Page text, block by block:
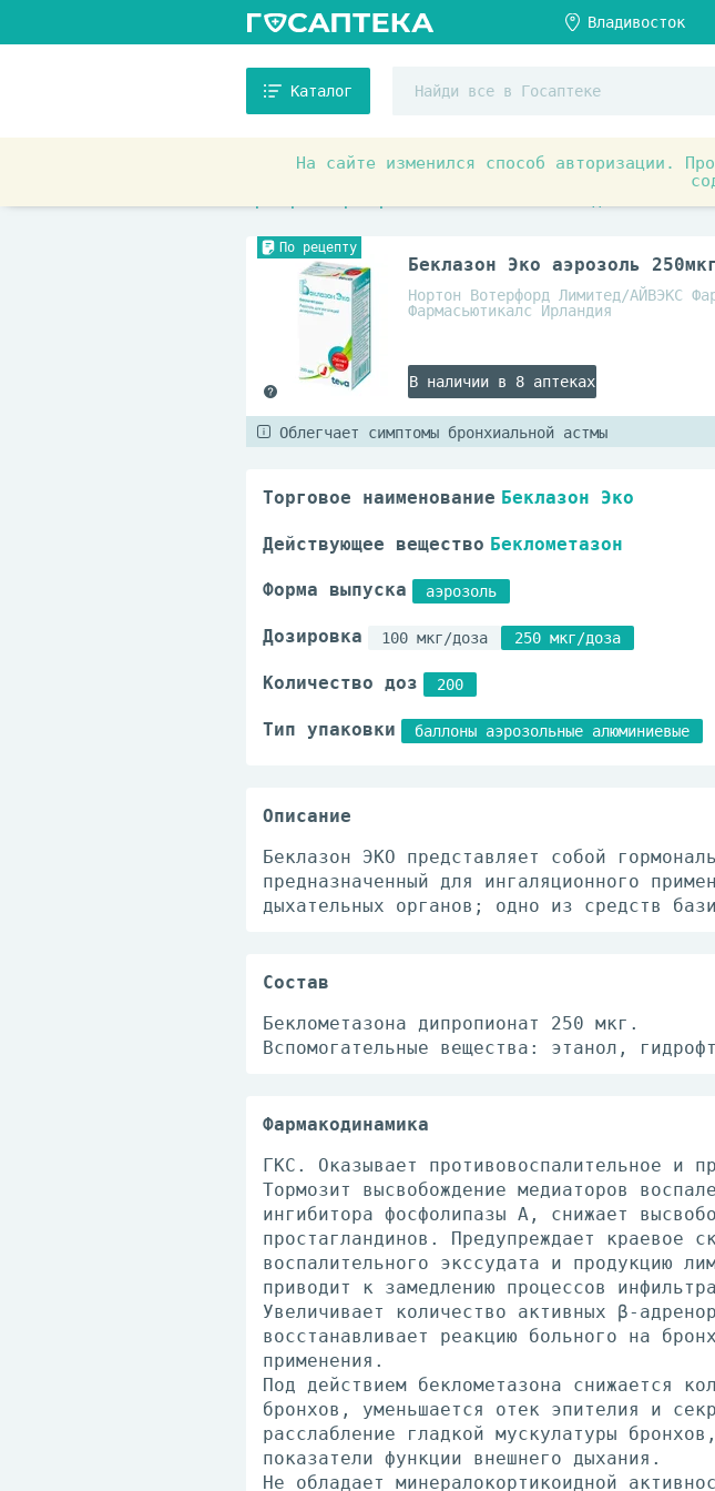
Каталог
На сайте изменился способ авторизации.
Препараты при заболеваниях
По рецепту
Беклазон Эко аэрозоль
Нортон Вотерфорд Лимитед/АЙВЭКС
Фармасьютикалс Ирландия
В наличии в 8 аптеках
Облегчает симптомы бронхиальной астмы
Торговое наименование Беклазон Эко
Действующее вещество Беклометазон
Форма выпуска аэрозоль
Дозировка 100 мкг/доза 250 мкг/доза
Количество доз 200
Тип упаковки баллоны аэрозольные алюминиевые
Описание
Беклазон ЭКО представляет собой
предназначенный для ингаляционного
дыхательных органов; одно из средств
Состав
Беклометазона дипропионат 250 мкг.
Вспомогательные вещества: этанол,
Фармакодинамика
ГКС. Оказывает противовоспалительное и
Тормозит высвобождение медиаторов
ингибитора фосфолипазы А, снижает
простагландинов. Предупреждает краевое
воспалительного экссудата и продукцию
приводит к замедлению процессов
Увеличивает количество активных β-
восстанавливает реакцию больного на
применения.
Под действием беклометазона снижается
бронхов, уменьшается отек эпителия и
расслабление гладкой мускулатуры
показатели функции внешнего дыхания.
Не обладает минералокортикоидной